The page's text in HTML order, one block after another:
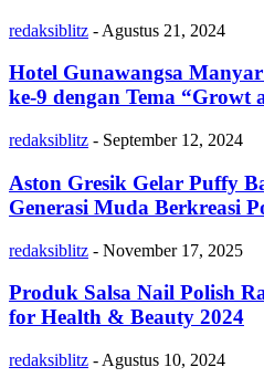
redaksiblitz - Agustus 21, 2024
Hotel Gunawangsa
ke-9 dengan Tema “Growt
redaksiblitz - September 12, 2024
Aston Gresik Gelar Puffy
Generasi Muda Berkreasi
redaksiblitz - November 17, 2025
Produk Salsa Nail Polish
for Health & Beauty 2024
redaksiblitz - Agustus 10, 2024